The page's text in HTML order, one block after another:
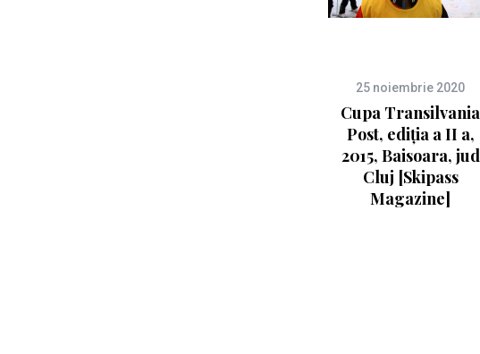
25 noiembrie 2020
Cupa Transilvania
Post, ediția a II a,
2015, Baisoara, jud
Cluj [Skipass
Magazine]